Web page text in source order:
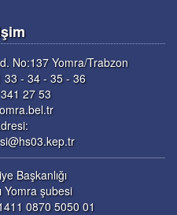
No:137 Yomra/Trabzon
- 34 - 35 - 36
27 53
Başkanlığı
Yomra şubesi
0870 5050 01